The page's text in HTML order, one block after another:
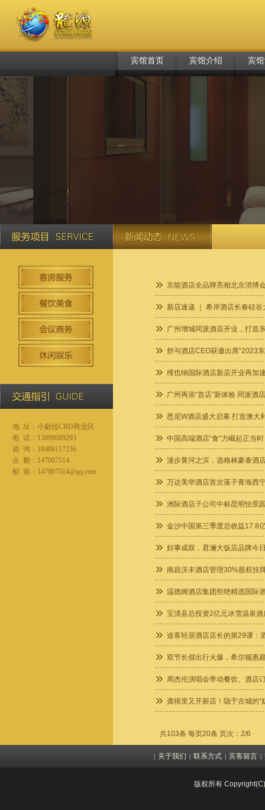
宾馆首页 宾馆介绍 宾
地 址： 小勐拉CBD商业区
电 话：13099689293
咨 询：18488117236
企 鹅：147007514
邮 箱：147007514@qq.com
京能酒店全品牌亮相北京消博
新店速递 ｜ 希岸酒店长春硅谷
广州增城同派酒店开业，打造
舒与酒店CEO获邀出席“2023
维也纳国际酒店新店开业再加
广州再添“首店”新体验 同派酒
悉尼W酒店盛大启幕 打造澳大
中国高端酒店“食”力崛起正当时
漫步黄河之滨，选格林豪泰酒
万达美华酒店首次落子青海西
洲际酒店子公司中标昆明怡景
金沙中国第三季度总收益17.8
好事成双，君澜大饭店品牌今
南昌沃丰酒店管理30%股权挂
温德姆酒店集团拒绝精选国际
宝清县总投资2亿元冰雪温泉
途客轻居酒店店长的第29课：
双节长假出行火爆，希尔顿惠
周杰伦演唱会带动餐饮、酒店
龚禧里又开新店！隐于古城的“
共103条 每页20条 页次：2/6
| 关于我们 | 联系方式 | 宾客留言 |
版权所有